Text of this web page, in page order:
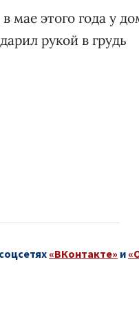
мае этого года у
рукой в грудь
«ВКонтакте» и